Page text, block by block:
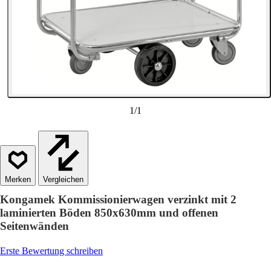
1/1
Vergleichen
Kongamek Kommissionierwagen verzinkt mit 2
laminierten Böden 850x630mm und offenen
Seitenwänden
Erste Bewertung schreiben